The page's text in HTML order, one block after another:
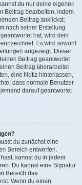
du nur deine eigenen
Beitrag bearbeiten, indem
Beitrag anklickst;
nach seiner Erstellung
hat, wird dein
Es wird sowohl
angezeigt. Dieser
Beitrag geantwortet
Beitrag überarbeitet
eine Notiz hinterlassen,
dass normale Benutzer
darauf geantwortet
du zunächst eine
Bereich entwerfen.
kannst du in jedem
Du kannst eine Signatur
Bereich das
Wenn du einen